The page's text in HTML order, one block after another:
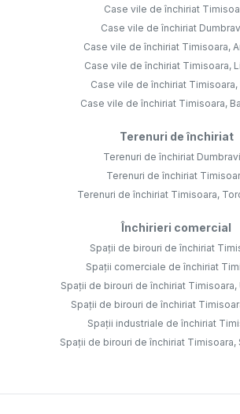
Case vile de închiriat
Case vile de închiriat
Case vile de închiriat Timisoara,
Case vile de închiriat Timisoara,
Case vile de închiriat Timisoara,
Case vile de închiriat Timisoara,
Terenuri de închiriat
Terenuri de închiriat
Terenuri de închiriat
Terenuri de închiriat Timisoara,
Închirieri comercial
Spații de birouri de închiriat
Spații comerciale de închiriat
Spații de birouri de închiriat Timisoara,
Spații de birouri de închiriat
Spații industriale de închiriat
Spații de birouri de închiriat Timisoara,